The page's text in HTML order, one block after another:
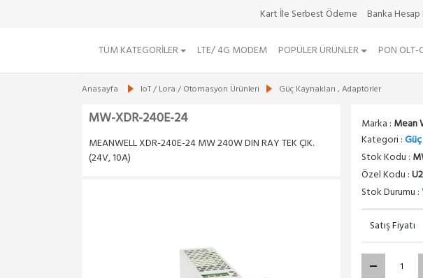
Kart İle Serbest Ödeme Banka Hesap
TÜM KATEGORILER LTE/ 4G MODEM POPÜLER ÜRÜNLER PON OLT-
Anasayfa IoT / Lora / Otomasyon Ürünleri Güç Kaynakları , Adaptörler
MW-XDR-240E-24
MEANWELL XDR-240E-24 MW 240W DIN RAY TEK ÇIK.
(24V, 10A)
Marka : Mean
Kategori :
Stok Kodu :
Özel Kodu :
Stok Durumu :
Satış Fiyatı